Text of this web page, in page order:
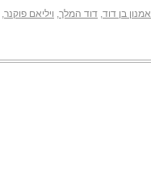
אמנון בן דוד, דוד המלך, ויליאם פוקנר,